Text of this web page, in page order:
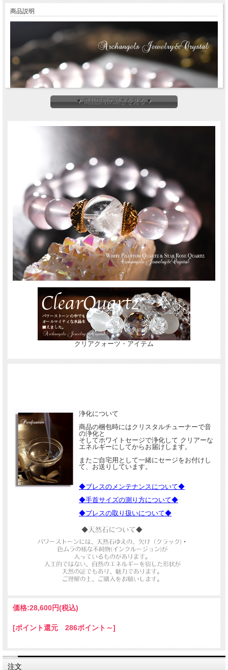
商品説明
メインにホワイトファントムクォーツと
全体をスターローズクォーツを合わせた
柔らかな桜のような優しい輝きのブレスのご案内です。
愛のエネルギーを広げ
あなたと周囲を愛で満たしてくれるサポートになってくれるでしょう。
クリアクォーツ・アイテム
「絆」
過去の痛みを癒しながら
自分を大切にすること
愛を通じて前進する力を授けてくれます。
自己愛を育むと同時に
あなたが自分の本質と向き合い
真実の愛へと導きます手助けとなってくれるでしょう。
▼ 商品説明の続きを見る ▼
クリアクォーツ・アイテム
浄化について
商品の梱包時にはクリスタルチューナーで音
の浄化と
そしてホワイトセージで浄化して クリアーな
エネルギーにしてからお届けします。
またご自宅用として一緒にセージをお付けし
て、お送りしています。
◆ブレスのメンテナンスについて◆
◆手首サイズの測り方について◆
◆ブレスの取り扱いについて◆
価格:28,600円(税込)
[ポイント還元 286ポイント～]
注文